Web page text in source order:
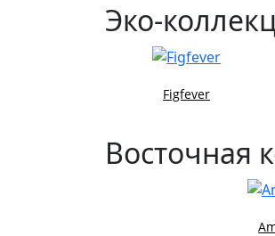
Эко-
Figfever
Восточная